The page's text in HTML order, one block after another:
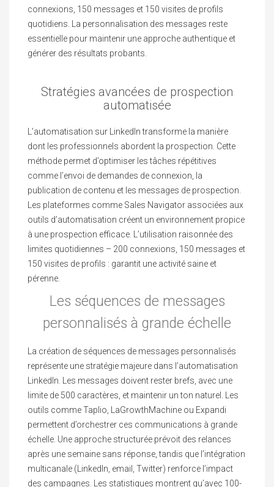
connexions, 150 messages et 150 visites de profils
quotidiens. La personnalisation des messages reste
essentielle pour maintenir une approche authentique et
générer des résultats probants.
Stratégies avancées de prospection
automatisée
L’automatisation sur LinkedIn transforme la manière
dont les professionnels abordent la prospection. Cette
méthode permet d’optimiser les tâches répétitives
comme l’envoi de demandes de connexion, la
publication de contenu et les messages de prospection.
Les plateformes comme Sales Navigator associées aux
outils d’automatisation créent un environnement propice
à une prospection efficace. L’utilisation raisonnée des
limites quotidiennes – 200 connexions, 150 messages et
150 visites de profils : garantit une activité saine et
pérenne.
Les séquences de messages
personnalisés à grande échelle
La création de séquences de messages personnalisés
représente une stratégie majeure dans l’automatisation
LinkedIn. Les messages doivent rester brefs, avec une
limite de 500 caractères, et maintenir un ton naturel. Les
outils comme Taplio, LaGrowthMachine ou Expandi
permettent d’orchestrer ces communications à grande
échelle. Une approche structurée prévoit des relances
après une semaine sans réponse, tandis que l’intégration
multicanale (LinkedIn, email, Twitter) renforce l’impact
des campagnes. Les statistiques montrent qu’avec 100-